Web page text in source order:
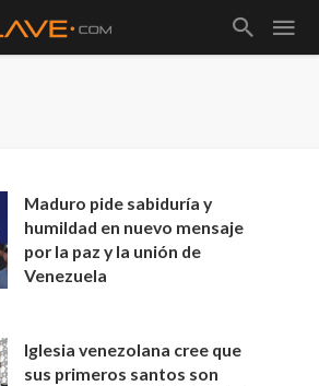
Maduro pide sabiduría y
humildad en nuevo mensaje
por la paz y la unión de
Venezuela
Iglesia venezolana cree que
sus primeros santos son